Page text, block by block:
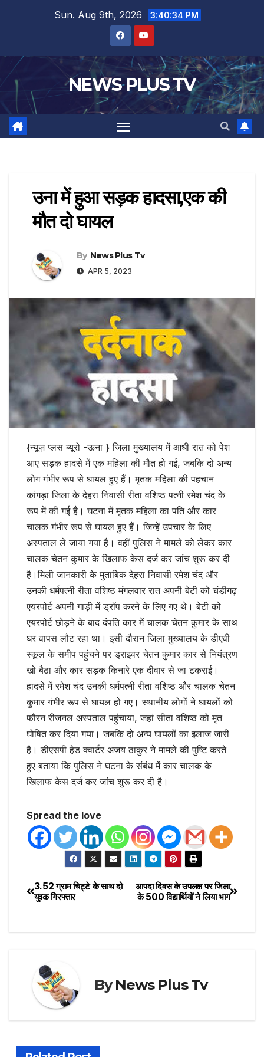
Sun. Aug 9th, 2026 3:40:35 PM
NEWS PLUS TV
उना में हुआ सड़क हादसा,एक की
मौत दो घायल
By News Plus Tv
APR 5, 2023
{न्यूज़ प्लस ब्यूरो -ऊना } जिला मुख्यालय में आधी रात को पेश
आए सड़क हादसे में एक महिला की मौत हो गई, जबकि दो अन्य
लोग गंभीर रूप से घायल हुए हैं। मृतक महिला की पहचान
कांगड़ा जिला के देहरा निवासी रीता वशिष्ठ पत्नी रमेश चंद के
रूप में की गई है। घटना में मृतक महिला का पति और कार
चालक गंभीर रूप से घायल हुए हैं। जिन्हें उपचार के लिए
अस्पताल ले जाया गया है। वहीं पुलिस ने मामले को लेकर कार
चालक चेतन कुमार के खिलाफ केस दर्ज कर जांच शुरू कर दी
है।मिली जानकारी के मुताबिक देहरा निवासी रमेश चंद और
उनकी धर्मपत्नी रीता वशिष्ठ मंगलवार रात अपनी बेटी को चंडीगढ़
एयरपोर्ट अपनी गाड़ी में ड्रॉप करने के लिए गए थे। बेटी को
एयरपोर्ट छोड़ने के बाद दंपति कार में चालक चेतन कुमार के साथ
घर वापस लौट रहा था। इसी दौरान जिला मुख्यालय के डीएवी
स्कूल के समीप पहुंचने पर ड्राइवर चेतन कुमार कार से नियंत्रण
खो बैठा और कार सड़क किनारे एक दीवार से जा टकराई।
हादसे में रमेश चंद उनकी धर्मपत्नी रीता वशिष्ठ और चालक चेतन
कुमार गंभीर रूप से घायल हो गए। स्थानीय लोगों ने घायलों को
फौरन रीजनल अस्पताल पहुंचाया, जहां सीता वशिष्ठ को मृत
घोषित कर दिया गया। जबकि दो अन्य घायलों का इलाज जारी
है। डीएसपी हेड क्वार्टर अजय ठाकुर ने मामले की पुष्टि करते
हुए बताया कि पुलिस ने घटना के संबंध में कार चालक के
खिलाफ केस दर्ज कर जांच शुरू कर दी है।
Spread the love
आपदा दिवस के उपलक्ष पर जिला
के 500 विद्यार्थियों ने लिया भाग
3.52 ग्राम चिट्टे के साथ दो
युवक गिरफ्तार
ByNews Plus Tv